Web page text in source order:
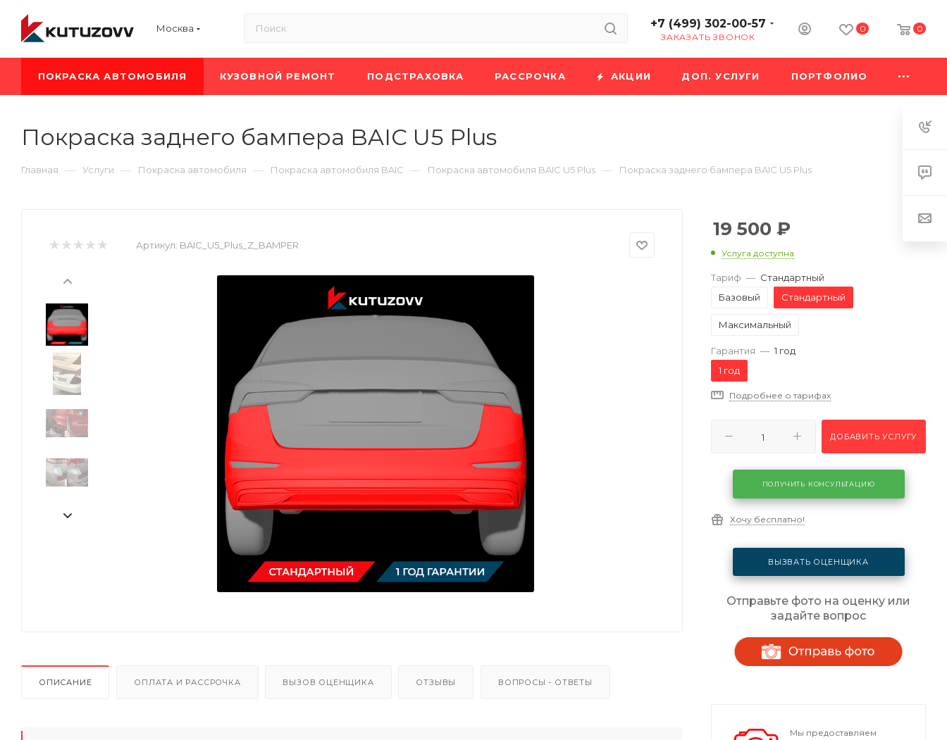
Москва +7 (499) 302-00-57
ЗАКАЗАТЬ ЗВОНОК
0 0
ПОКРАСКА АВТОМОБИЛЯ КУЗОВНОЙ РЕМОНТ ПОДСТРАХОВКА РАССРОЧКА АКЦИИ ДОП. УСЛУГИ ПОРТФОЛИО
Покраска заднего бампера BAIC U5 Plus
Главная — Услуги — Покраска автомобиля — Покраска автомобиля BAIC — Покраска автомобиля BAIC U5 Plus — Покраска заднего бампера BAIC U5 Plus
Артикул: BAIC_U5_Plus_Z_BAMPER
ОПИСАНИЕ ОПЛАТА И РАССРОЧКА ВЫЗОВ ОЦЕНЩИКА ОТЗЫВЫ ВОПРОСЫ - ОТВЕТЫ
19 500 ₽
Услуга доступна
Тариф — Стандартный
Базовый
Стандартный
Максимальный
Гарантия — 1 год
1 год
Подробнее о тарифах
ДОБАВИТЬ УСЛУГУ
ПОЛУЧИТЬ КОНСУЛЬТАЦИЮ
Хочу бесплатно!
ВЫЗВАТЬ ОЦЕНЩИКА
Отправьте фото на оценку или
задайте вопрос
Мы предоставляем